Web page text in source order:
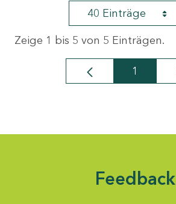
40 Einträge
Zeige 1 bis 5 von 5 Einträgen.
Seite
1
Feedback